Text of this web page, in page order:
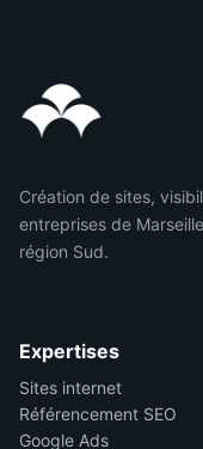
Création de sites,
entreprises de
région Sud.
Expertises
Sites internet
Référencement SEO
Google Ads